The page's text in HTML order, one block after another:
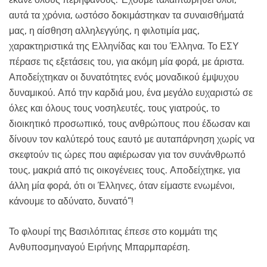
αυτά τα χρόνια, ωστόσο δοκιμάστηκαν τα συναισθήματά
μας, η αίσθηση αλληλεγγύης, η φιλοτιμία μας,
χαρακτηριστικά της Ελληνίδας και του Έλληνα. Το ΕΣΥ
πέρασε τις εξετάσεις του, για ακόμη μία φορά, με άριστα.
Αποδείχτηκαν οι δυνατότητες ενός μοναδικού έμψυχου
δυναμικού. Από την καρδιά μου, ένα μεγάλο ευχαριστώ σε
όλες και όλους τους νοσηλευτές, τους γιατρούς, το
διοικητικό προσωπικό, τους ανθρώπους που έδωσαν και
δίνουν τον καλύτερό τους εαυτό με αυταπάρνηση χωρίς να
σκεφτούν τις ώρες που αφιέρωσαν για τον συνάνθρωπό
τους, μακριά από τις οικογένειες τους. Αποδείχτηκε, για
άλλη μία φορά, ότι οι Έλληνες, όταν είμαστε ενωμένοι,
κάνουμε το αδύνατο, δυνατό”!
Το φλουρί της Βασιλόπιτας έπεσε στο κομμάτι της
Ανθυποσμηναγού Ειρήνης Μπαρμπαρέση.